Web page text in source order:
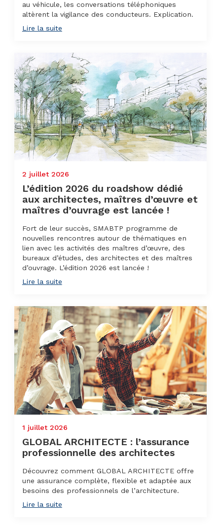
au véhicule, les conversations téléphoniques
altèrent la vigilance des conducteurs. Explication.
Lire la suite
2 juillet 2026
L’édition 2026 du roadshow dédié
aux architectes, maîtres d’œuvre et
maîtres d’ouvrage est lancée !
Fort de leur succès, SMABTP programme de
nouvelles rencontres autour de thématiques en
lien avec les activités des maîtres d’œuvre, des
bureaux d’études, des architectes et des maîtres
d’ouvrage. L’édition 2026 est lancée !
Lire la suite
1 juillet 2026
GLOBAL ARCHITECTE : l’assurance
professionnelle des architectes
Découvrez comment GLOBAL ARCHITECTE offre
une assurance complète, flexible et adaptée aux
besoins des professionnels de l’architecture.
Lire la suite